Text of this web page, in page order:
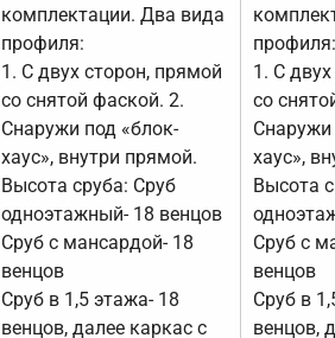
комплектации. Два вида
профиля:
1. С двух сторон, прямой
со снятой фаской. 2.
Снаружи под «блок-
хаус», внутри прямой.
Высота сруба: Сруб
одноэтажный- 18 венцов
Сруб с мансардой- 18
венцов
Сруб в 1,5 этажа- 18
венцов, далее каркас с
1. С
со
Снаружи
хаус»,
Высота
Сруб с
венцов
Сруб в
венцов,